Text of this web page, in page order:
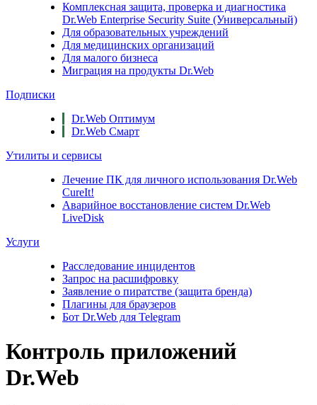
Комплексная защита, проверка и диагностика
Dr.Web Enterprise Security Suite (Универсальный)
Для образовательных учреждений
Для медицинских организаций
Для малого бизнеса
Миграция на продукты Dr.Web
Подписки
Dr.Web Оптимум
Dr.Web Смарт
Утилиты и сервисы
Лечение ПК для личного использования Dr.Web
CureIt!
Аварийное восстановление систем Dr.Web
LiveDisk
Услуги
Расследование инцидентов
Запрос на расшифровку
Заявление о пиратстве (защита бренда)
Плагины для браузеров
Бот Dr.Web для Telegram
Контроль приложений
Dr.Web